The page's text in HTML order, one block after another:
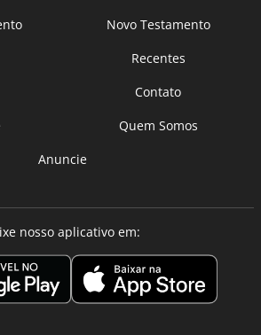
Novo Testamento
Recentes
Contato
Quem Somos
Anuncie
nosso aplicativo em: